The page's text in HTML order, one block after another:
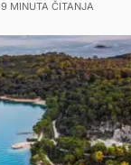
9 MINUTA ČITANJA